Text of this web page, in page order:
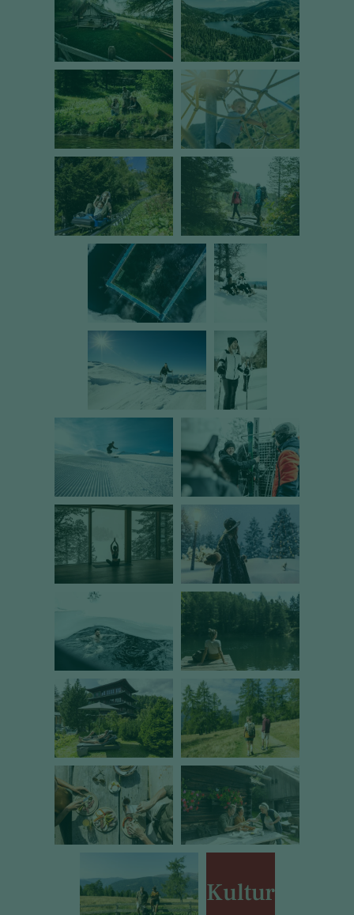
Kultur